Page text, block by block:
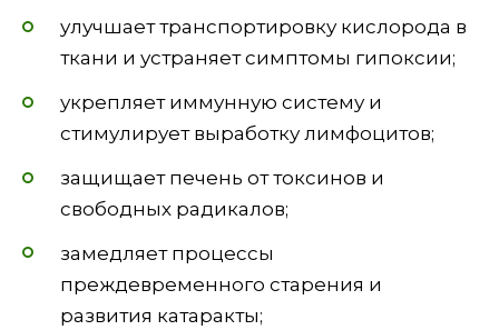
улучшает транспортировку кислорода в
ткани и устраняет симптомы гипоксии;
укрепляет иммунную систему и
стимулирует выработку лимфоцитов;
защищает печень от токсинов и
свободных радикалов;
замедляет процессы
преждевременного старения и
развития катаракты;